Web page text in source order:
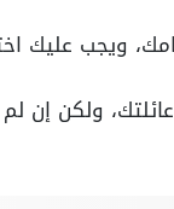
ويجب عليك
ولكن إن